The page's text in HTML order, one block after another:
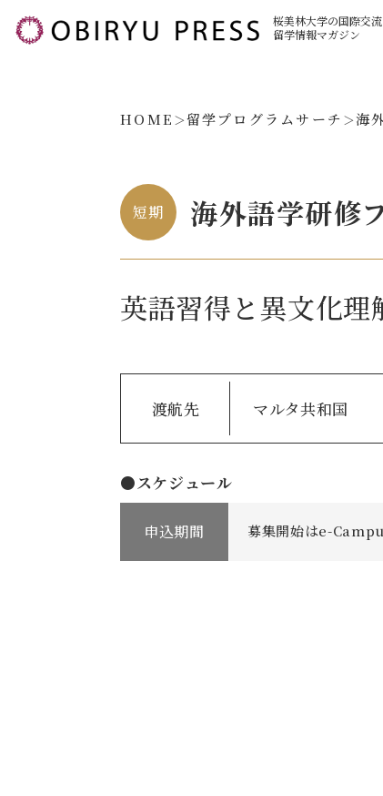
桜美林大学の国際交流
留学情報マガジン
HOME 留学プログラムサーチ 海
短期 海外語学研修
英語習得と異文化理
渡航先 マルタ共和国
●スケジュール
申込期間 募集開始はe-